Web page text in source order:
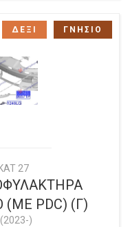
27
PDC) (Γ)
(2023-)
ΔΕΞΙ ΓΝΗΣΙΟ